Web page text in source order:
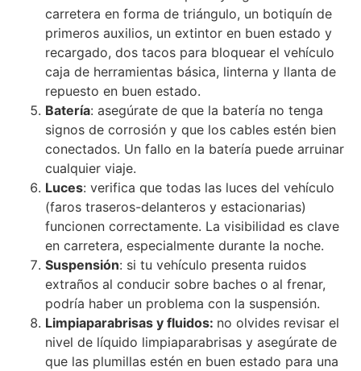
carretera en forma de triángulo, un botiquín de
primeros auxilios, un extintor en buen estado y
recargado, dos tacos para bloquear el vehículo
caja de herramientas básica, linterna y llanta de
repuesto en buen estado.
Batería: asegúrate de que la batería no tenga
signos de corrosión y que los cables estén bien
conectados. Un fallo en la batería puede arruinar
cualquier viaje.
Luces: verifica que todas las luces del vehículo
(faros traseros-delanteros y estacionarias)
funcionen correctamente. La visibilidad es clave
en carretera, especialmente durante la noche.
Suspensión: si tu vehículo presenta ruidos
extraños al conducir sobre baches o al frenar,
podría haber un problema con la suspensión.
Limpiaparabrisas y fluidos: no olvides revisar el
nivel de líquido limpiaparabrisas y asegúrate de
que las plumillas estén en buen estado para una